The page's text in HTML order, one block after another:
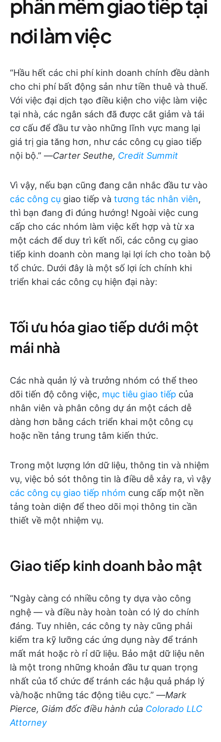
phần mềm giao tiếp tại
nơi làm việc
“Hầu hết các chi phí kinh doanh chính đều dành
cho chi phí bất động sản như tiền thuê và thuế.
Với việc đại dịch tạo điều kiện cho việc làm việc
tại nhà, các ngân sách đã được cắt giảm và tái
cơ cấu để đầu tư vào những lĩnh vực mang lại
giá trị gia tăng hơn, như các công cụ giao tiếp
nội bộ.” —Carter Seuthe, Credit Summit
Vì vậy, nếu bạn cũng đang cân nhắc đầu tư vào
các công cụ giao tiếp và tương tác nhân viên,
thì bạn đang đi đúng hướng! Ngoài việc cung
cấp cho các nhóm làm việc kết hợp và từ xa
một cách để duy trì kết nối, các công cụ giao
tiếp kinh doanh còn mang lại lợi ích cho toàn bộ
tổ chức. Dưới đây là một số lợi ích chính khi
triển khai các công cụ hiện đại này:
Tối ưu hóa giao tiếp dưới một
mái nhà
Các nhà quản lý và trưởng nhóm có thể theo
dõi tiến độ công việc, mục tiêu giao tiếp của
nhân viên và phân công dự án một cách dễ
dàng hơn bằng cách triển khai một công cụ
hoặc nền tảng trung tâm kiến thức.
Trong một lượng lớn dữ liệu, thông tin và nhiệm
vụ, việc bỏ sót thông tin là điều dễ xảy ra, vì vậy
các công cụ giao tiếp nhóm cung cấp một nền
tảng toàn diện để theo dõi mọi thông tin cần
thiết về một nhiệm vụ.
Giao tiếp kinh doanh bảo mật
“Ngày càng có nhiều công ty dựa vào công
nghệ — và điều này hoàn toàn có lý do chính
đáng. Tuy nhiên, các công ty này cũng phải
kiểm tra kỹ lưỡng các ứng dụng này để tránh
mất mát hoặc rò rỉ dữ liệu. Bảo mật dữ liệu nên
là một trong những khoản đầu tư quan trọng
nhất của tổ chức để tránh các hậu quả pháp lý
và/hoặc những tác động tiêu cực.” —Mark
Pierce, Giám đốc điều hành của Colorado LLC
Attorney